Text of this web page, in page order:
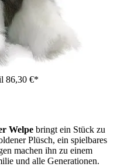
86,30 €*
Welpe bringt ein Stück zu
Plüsch, ein spielbares
machen ihn zu einem
und alle Generationen.